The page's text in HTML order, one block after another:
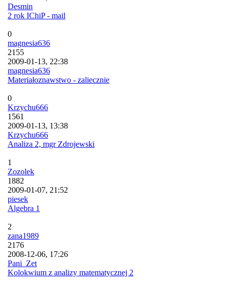
Desmin
2 rok IChiP - mail
0
magnesia636
2155
2009-01-13, 22:38
magnesia636
Materiałoznawstwo - zaliecznie
0
Krzychu666
1561
2009-01-13, 13:38
Krzychu666
Analiza 2, mgr Zdrojewski
1
Zozolek
1882
2009-01-07, 21:52
piesek
Algebra 1
2
zana1989
2176
2008-12-06, 17:26
Pani_Zet
Kolokwium z analizy matematycznej 2